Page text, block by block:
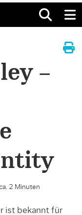
–
2 Minuten
ist bekannt für